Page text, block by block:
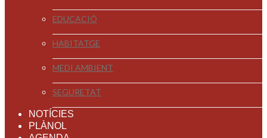
EDUCACIÓ
HABITATGE
MEDI AMBIENT
SEGURETAT
NOTÍCIES
PLÀNOL